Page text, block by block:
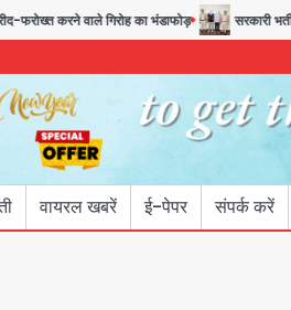
वाले गिरोह का भंडाफोड़ सरकारी भर्ती
वायरल खबरें ई-पेपर संपर्क करें